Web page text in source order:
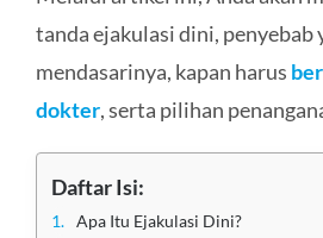
tanda ejakulasi dini, penyebab
mendasarinya, kapan harus
dokter, serta pilihan
Daftar Isi:
Apa Itu Ejakulasi Dini?